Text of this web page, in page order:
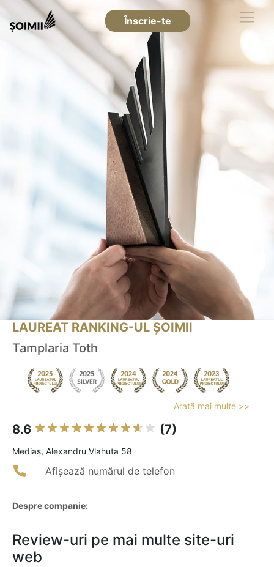
Înscrie-te
LAUREAT RANKING-UL ȘOIMII
Tamplaria Toth
Arată mai multe >>
8.6 (7)
Mediaş, Alexandru Vlahuta 58
Afișează numărul de telefon
Despre companie:
Review-uri pe mai multe site-uri
web